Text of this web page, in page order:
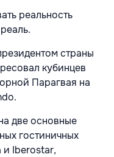
реальность
страны
кубинцев
Парагвая на
две основные
гостиничных
и Iberostar,